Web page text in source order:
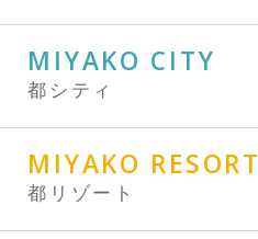
MIYAKO CITY
都シティ
MIYAKO RESORT
都リゾート